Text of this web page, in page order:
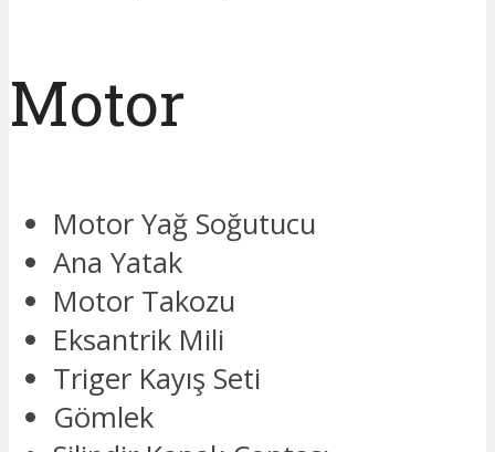
Motor
Motor Yağ Soğutucu
Ana Yatak
Motor Takozu
Eksantrik Mili
Triger Kayış Seti
Gömlek